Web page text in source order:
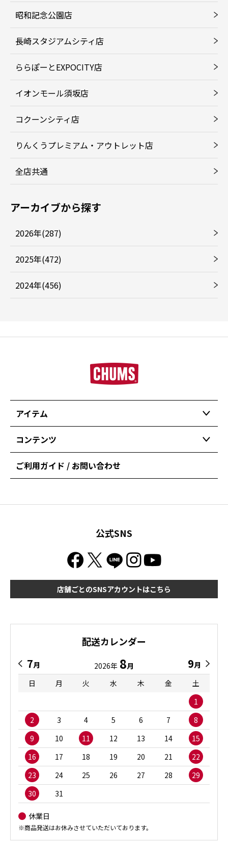
昭和記念公園店
長崎スタジアムシティ店
ららぽーとEXPOCITY店
イオンモール須坂店
コクーンシティ店
りんくうプレミアム・アウトレット店
全店共通
アーカイブから探す
2026年(287)
2025年(472)
2024年(456)
アイテム
コンテンツ
ご利用ガイド / お問い合わせ
公式SNS
店舗ごとのSNSアカウントはこちら
配送カレンダー
7月 2026年 8月 9月
日
月 火 水 木 金
土
1
2
3 4 5 6 7
8
9
10 11 12 13 14
15
16
17 18 19 20 21
22
23
24 25 26 27 28
29
30
31
休業日
※商品発送はお休みさせていただいております。